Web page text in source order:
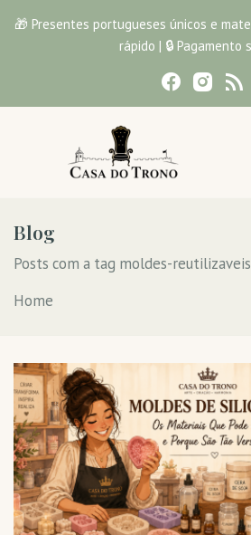
🎁 Presentes portugueses únicos e
rápido | 🔒 Pagamento
Blog
Posts com a tag moldes-reutilizaveis
Home